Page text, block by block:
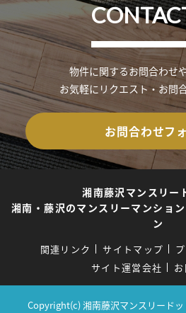
物件に関するお問合わせ
お気軽にリクエスト・お問
お問合わせフ
湘南藤沢マンスリー
湘南・藤沢のマンスリーマンショ
ン
関連リンク サイトマップ
サイト運営会社
Copyright(c) 湘南藤沢マンスリード